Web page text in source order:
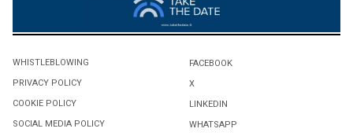
WHISTLEBLOWING
PRIVACY POLICY
COOKIE POLICY
SOCIAL MEDIA POLICY
FACEBOOK
X
LINKEDIN
WHATSAPP